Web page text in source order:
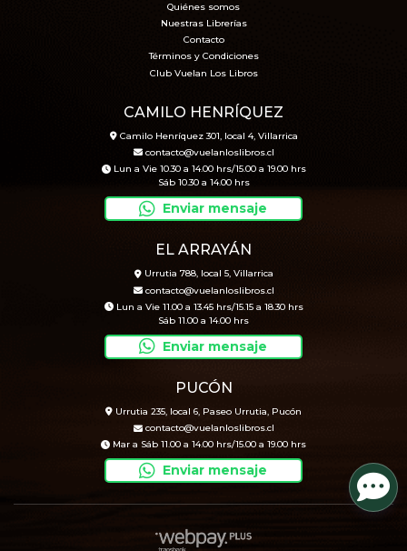
Quiénes somos
Nuestras Librerías
Contacto
Términos y Condiciones
Club Vuelan Los Libros
CAMILO HENRÍQUEZ
Camilo Henríquez 301, local 4, Villarrica
contacto@vuelanloslibros.cl
Lun a Vie 10.30 a 14.00 hrs/15.00 a 19.00 hrs
Sáb 10.30 a 14.00 hrs
Enviar mensaje
EL ARRAYÁN
Urrutia 788, local 5, Villarrica
contacto@vuelanloslibros.cl
Lun a Vie 11.00 a 13.45 hrs/15.15 a 18.30 hrs
Sáb 11.00 a 14.00 hrs
Enviar mensaje
PUCÓN
Urrutia 235, local 6, Paseo Urrutia, Pucón
contacto@vuelanloslibros.cl
Mar a Sáb 11.00 a 14.00 hrs/15.00 a 19.00 hrs
Enviar mensaje